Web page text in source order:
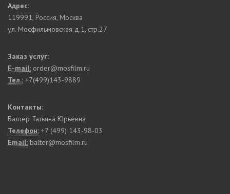
Адрес:
119991, Россия, Москва
ул. Мосфильмовская д.1, стр.27
Заказ услуг:
E-mail: order@mosfilm.ru
Тел.: +7(499)143-9889
Контакты:
Балтер Татьяна Юрьевна
Телефон: +7 (499) 143-98-03
Email: balter@mosfilm.ru